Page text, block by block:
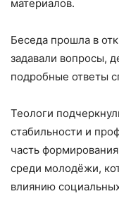
материалов.
Беседа прошла в
задавали вопросы,
подробные ответы
Теологи
стабильности и
часть
среди молодёжи,
влиянию